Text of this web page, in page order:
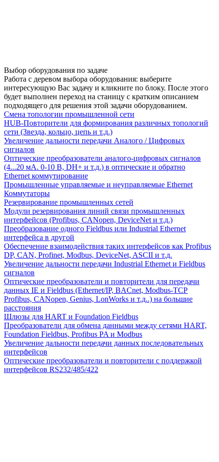
Выбор оборудования по задаче
Работа с деревом выбора оборудования: выберите
интересующую Вас задачу и кликните по блоку. После этого
будет выполнен переход на станицу с кратким описанием
подходящего для решения этой задачи оборудованием.
Смена топологии промышленной сети
HUB-Повторители для формирования различных топологий
сети (Звезда, кольцо, цепь и т.д.)
Увеличение дальности передачи Аналого / Цифровых
сигналов
Оптические преобразователи аналого-цифровых сигналов
(4...20 мА. 0-10 В, DH+ и т.д.) в оптические и обратно
Ethernet коммутирование
Промышленные управляемые и неуправляемые Ethernet
Коммутаторы
Резервирование промышленных сетей
Модули резервирования линий связи промышленных
интерфейсов (Profibus, CANopen, DeviceNet и т.д.)
Преобразование одного Fieldbus или Industrial Ethernet
интерфейса в другой
Обеспечение взаимодействия таких интерфейсов как Profibus
DP, CAN, Profinet, Modbus, DeviceNet, ASCII и т.д.
Увеличение дальности передачи Industrial Ethernet и Fieldbus
сигналов
Оптические преобразователи и повторители для передачи
данных IE и Fieldbus (Ethernet/IP, BACnet, Modbus-TCP
Profibus, CANopen, Genius, LonWorks и т.д..) на большие
расстояния
Шлюзы для HART и Foundation Fieldbus
Преобразователи для обмена данными между сетями HART,
Foundation Fieldbus, Profibus PA и Modbus
Увеличение дальности передачи данных последовательных
интерфейсов
Оптические преобразователи и повторители с поддержкой
интерфейсов RS232/485/422